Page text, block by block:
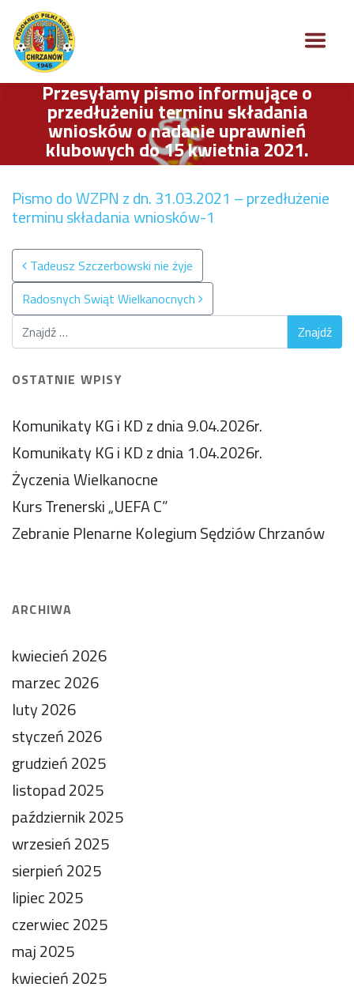
Przesyłamy pismo informujące o
przedłużeniu terminu składania
wniosków o nadanie uprawnień
klubowych do 15 kwietnia 2021.
Pismo do WZPN z dn. 31.03.2021 – przedłużenie
terminu składania wniosków-1
Nawigacja po wpisach
Tadeusz Szczerbowski nie żyje
Radosnych Swiąt Wielkanocnych
OSTATNIE WPISY
Komunikaty KG i KD z dnia 9.04.2026r.
Komunikaty KG i KD z dnia 1.04.2026r.
Życzenia Wielkanocne
Kurs Trenerski „UEFA C”
Zebranie Plenarne Kolegium Sędziów Chrzanów
ARCHIWA
kwiecień 2026
marzec 2026
luty 2026
styczeń 2026
grudzień 2025
listopad 2025
październik 2025
wrzesień 2025
sierpień 2025
lipiec 2025
czerwiec 2025
maj 2025
kwiecień 2025